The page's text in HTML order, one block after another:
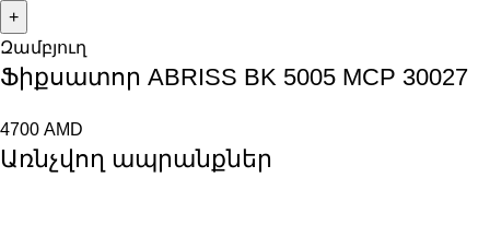
Զամբյուղ
Ֆիքսատոր ABRISS BK 5005 MCP 30027
4700 AMD
Առնչվող ապրանքներ